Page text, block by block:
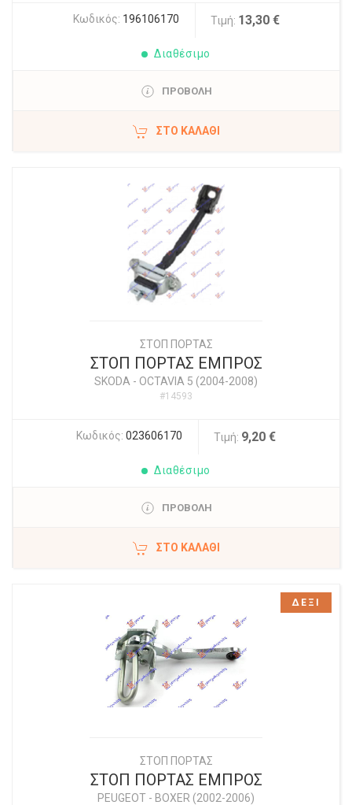
Κωδικός: 196106170 Τιμή: 13,30 €
Διαθέσιμο
ΠΡΟΒΟΛΗ
ΣΤΟ ΚΑΛΆΘΙ
ΣΤΟΠ ΠΟΡΤΑΣ
ΣΤΟΠ ΠΟΡΤΑΣ ΕΜΠΡΟΣ
SKODA - OCTAVIA 5 (2004-2008)
#14593
Κωδικός: 023606170 Τιμή: 9,20 €
Διαθέσιμο
ΠΡΟΒΟΛΗ
ΣΤΟ ΚΑΛΆΘΙ
ΣΤΟΠ ΠΟΡΤΑΣ
ΣΤΟΠ ΠΟΡΤΑΣ ΕΜΠΡΟΣ
PEUGEOT - BOXER (2002-2006)
ΔΕΞΙ